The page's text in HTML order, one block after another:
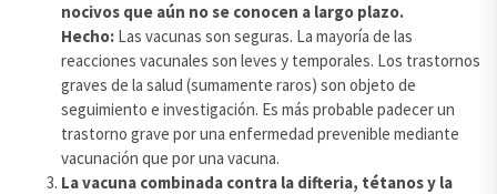
nocivos que aún no se conocen a largo plazo.
Hecho: Las vacunas son seguras. La mayoría de las
reacciones vacunales son leves y temporales. Los trastornos
graves de la salud (sumamente raros) son objeto de
seguimiento e investigación. Es más probable padecer un
trastorno grave por una enfermedad prevenible mediante
vacunación que por una vacuna.
La vacuna combinada contra la difteria, tétanos y la